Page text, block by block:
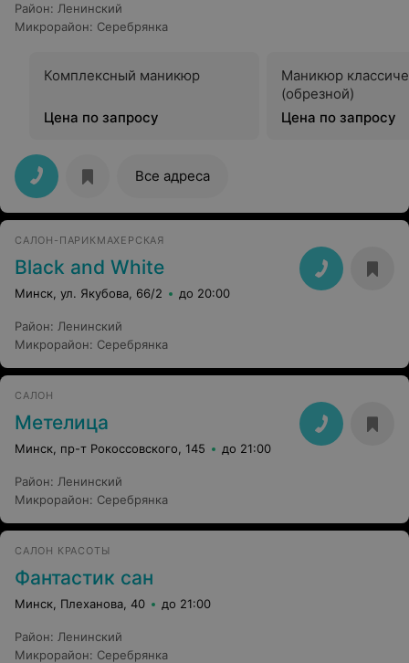
Район: Ленинский
Микрорайон: Серебрянка
Комплексный маникюр
Цена по запросу
Маникюр
(обрезной)
Цена по запросу
Все адреса
САЛОН-ПАРИКМАХЕРСКАЯ
Black and White
Минск, ул. Якубова, 66/2 до 20:00
Район: Ленинский
Микрорайон: Серебрянка
САЛОН
Метелица
Минск, пр-т Рокоссовского, 145 до 21:00
Район: Ленинский
Микрорайон: Серебрянка
САЛОН КРАСОТЫ
Фантастик сан
Минск, Плеханова, 40 до 21:00
Район: Ленинский
Микрорайон: Серебрянка